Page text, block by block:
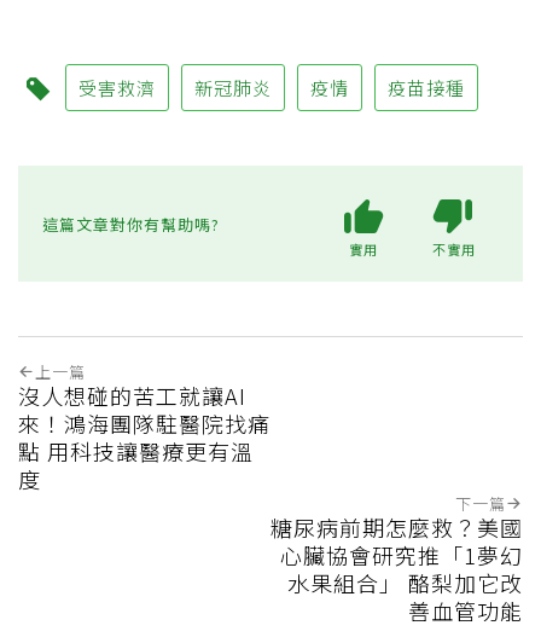
受害救濟 新冠肺炎 疫情 疫苗接種
這篇文章對你有幫助嗎?
實用 不實用
上一篇
沒人想碰的苦工就讓AI
來！鴻海團隊駐醫院找痛
點 用科技讓醫療更有溫
度
下一篇
糖尿病前期怎麼救？美國
心臟協會研究推「1夢幻
水果組合」 酪梨加它改
善血管功能